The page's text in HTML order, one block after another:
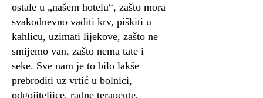
ostale u „našem hotelu“, zašto mora
svakodnevno vaditi krv, piškiti u
kahlicu, uzimati lijekove, zašto ne
smijemo van, zašto nema tate i
seke. Sve nam je to bilo lakše
prebroditi uz vrtić u bolnici,
odgojiteljice, radne terapeute,